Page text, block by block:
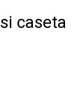
caseta